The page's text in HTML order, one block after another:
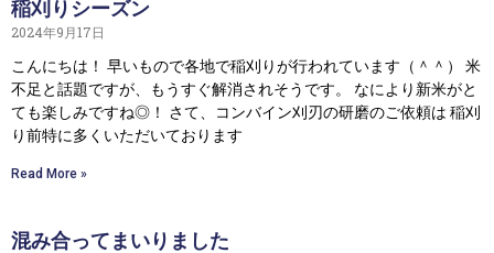
稲刈りシーズン
2024年9月17日
こんにちは！ 早いもので各地で稲刈りが行われています（＾＾） 米
不足と話題ですが、もうすぐ解消されそうです。 なにより新米がと
ても楽しみですね◎！ さて、コンバイン刈刃の研磨のご依頼は 稲刈
り前特に多くいただいております
Read More »
混み合ってまいりました